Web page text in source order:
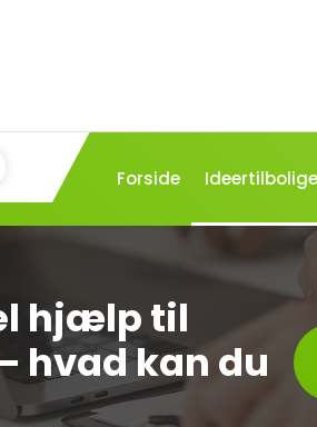
Forside
hjælp til
hvad kan du